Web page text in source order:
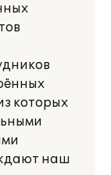
которых
наш